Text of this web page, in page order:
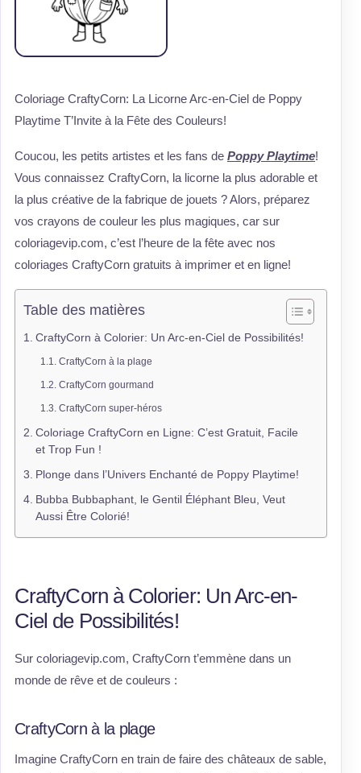
Coloriage CraftyCorn: La Licorne Arc-en-Ciel de Poppy
Playtime T’Invite à la Fête des Couleurs!
Coucou, les petits artistes et les fans de Poppy Playtime!
Vous connaissez CraftyCorn, la licorne la plus adorable et
la plus créative de la fabrique de jouets ? Alors, préparez
vos crayons de couleur les plus magiques, car sur
coloriagevip.com, c’est l’heure de la fête avec nos
coloriages CraftyCorn gratuits à imprimer et en ligne!
Table des matières
CraftyCorn à Colorier: Un Arc-en-Ciel de Possibilités!
CraftyCorn à la plage
CraftyCorn gourmand
CraftyCorn super-héros
Coloriage CraftyCorn en Ligne: C’est Gratuit, Facile
et Trop Fun !
Plonge dans l’Univers Enchanté de Poppy Playtime!
Bubba Bubbaphant, le Gentil Éléphant Bleu, Veut
Aussi Être Colorié!
CraftyCorn à Colorier: Un Arc-en-
Ciel de Possibilités!
Sur coloriagevip.com, CraftyCorn t’emmène dans un
monde de rêve et de couleurs :
CraftyCorn à la plage
Imagine CraftyCorn en train de faire des châteaux de sable,